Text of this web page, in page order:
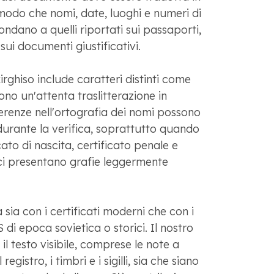
che nomi, date, luoghi e numeri di
a quelli riportati sui passaporti,
documenti giustificativi.
include caratteri distinti come
un'attenta traslitterazione in
nell'ortografia dei nomi possono
la verifica, soprattutto quando
di nascita, certificato penale e
presentano grafie leggermente
con i certificati moderni che con i
di epoca sovietica o storici. Il nostro
testo visibile, comprese le note a
i timbri e i sigilli, sia che siano